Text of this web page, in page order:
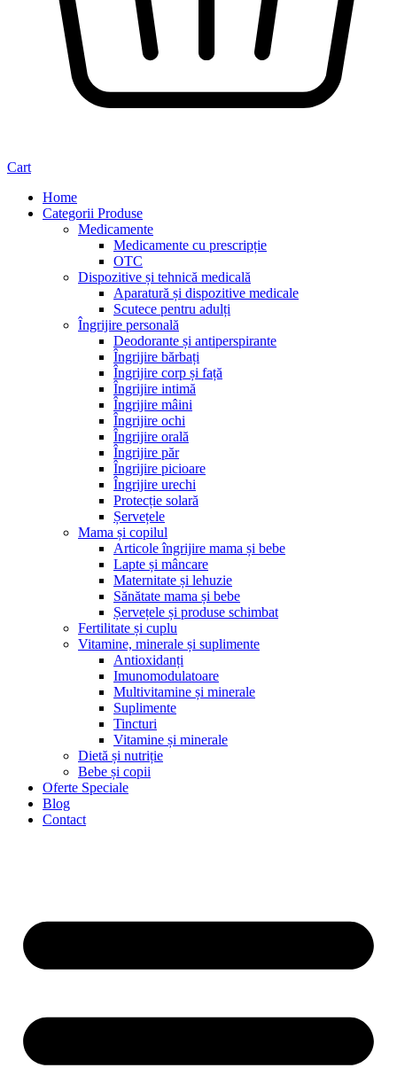
Cart
Home
Categorii Produse
Medicamente
Medicamente cu prescripție
OTC
Dispozitive și tehnică medicală
Aparatură și dispozitive medicale
Scutece pentru adulți
Îngrijire personală
Deodorante și antiperspirante
Îngrijire bărbați
Îngrijire corp și față
Îngrijire intimă
Îngrijire mâini
Îngrijire ochi
Îngrijire orală
Îngrijire păr
Îngrijire picioare
Îngrijire urechi
Protecție solară
Șervețele
Mama și copilul
Articole îngrijire mama și bebe
Lapte și mâncare
Maternitate și lehuzie
Sănătate mama și bebe
Șervețele și produse schimbat
Fertilitate și cuplu
Vitamine, minerale și suplimente
Antioxidanți
Imunomodulatoare
Multivitamine și minerale
Suplimente
Tincturi
Vitamine și minerale
Dietă și nutriție
Bebe și copii
Oferte Speciale
Blog
Contact